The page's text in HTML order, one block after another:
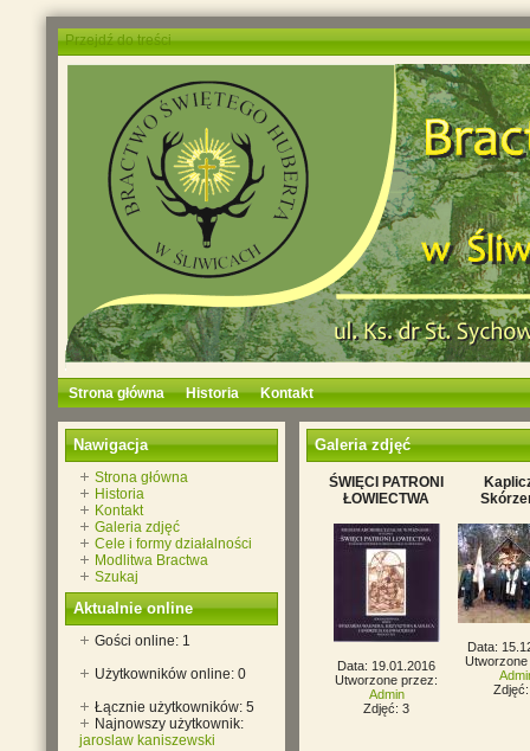
Przejdź do treści
Strona główna Historia Kontakt
Nawigacja
Strona główna
Historia
Kontakt
Galeria zdjęć
Cele i formy działalności
Modlitwa Bractwa
Szukaj
Aktualnie online
Gości online: 1
Użytkowników online: 0
Łącznie użytkowników: 5
Najnowszy użytkownik:
jaroslaw kaniszewski
Galeria zdjęć
ŚWIĘCI PATRONI
ŁOWIECTWA
Data: 19.01.2016
Utworzone przez:
Admin
Zdjęć: 3
Data: